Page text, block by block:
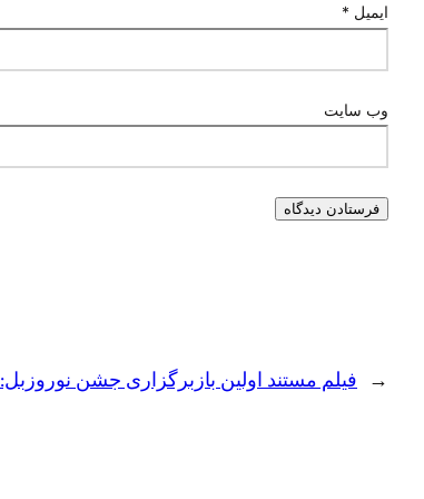
ایمیل *
وب‌ سایت
← فیلم مستند اولین بازبرگزاری جشن نوروزبل: ۱۵۸۰ نؤرۊزبل